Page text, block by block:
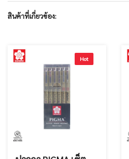
สินค้าที่เกี่ยวข้อง:
Hot